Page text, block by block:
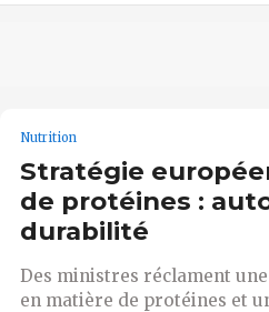
Nutrition
Stratégie
de protéines :
durabilité
Des ministres réclament
en matière de protéines et